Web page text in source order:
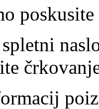
poskusite
spletni